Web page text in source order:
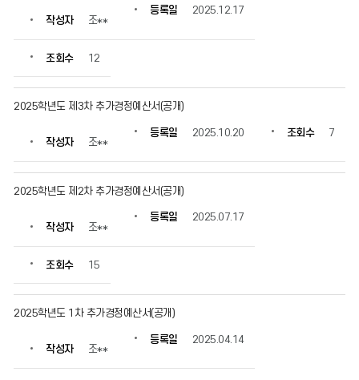
작성자 조**
등록일 2025.12.17
조회수 12
2025학년도 제3차 추가경정예산서(공개)
작성자 조**
등록일 2025.10.20 조회수 7
2025학년도 제2차 추가경정예산서(공개)
작성자 조**
등록일 2025.07.17
조회수 15
2025학년도 1차 추가경정예산서(공개)
작성자 조**
등록일 2025.04.14